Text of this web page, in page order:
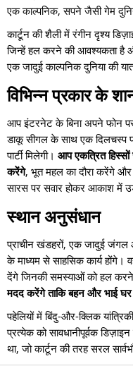
एक काल्पनिक, सपने जैसी गेम
कार्टून की शैली में रंगीन दृश्य
जिन्हें हल करने की आवश्यकता है
एक जादुई काल्पनिक दुनिया की
विभिन्न प्रकार के
आप इंटरनेट के बिना अपने फोन
डाकू सीगल के साथ एक दिलचस्प
पार्टी मिलेगी। आप एकत्रित हिस्सों
करेंगे, भूत महल का दौरा करेंगे
सारस पर सवार होकर आकाश में
स्थान अनुसंधान
प्राचीन खंडहरों, एक जादुई जंगल
के माध्यम से साहसिक कार्य होंगे।
देंगे जिनकी समस्याओं को हल
मदद करेंगे ताकि बहन और भाई
पहेलियों में बिंदु-और-क्लिक
प्रत्येक को सावधानीपूर्वक
था, जो कार्टून की तरह सरल